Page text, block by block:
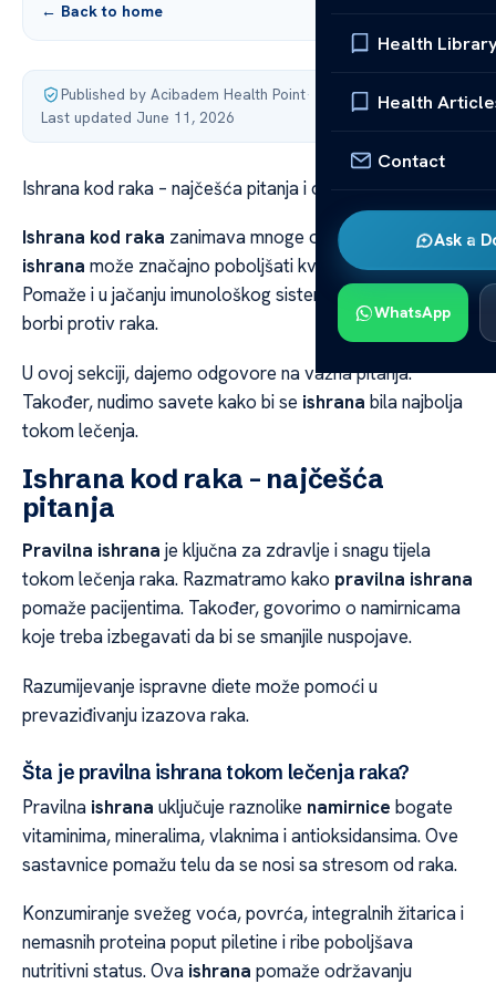
Health
Health
Contact
Ask a
WhatsApp
← Back to home
Published by Acibadem Health Point·
Last updated June 11, 2026
Ishrana kod raka – najčešća pitanja i odgovori
Ishrana kod raka zanimava mnoge osobe.
Pravilna
ishrana može značajno poboljšati kvalitet života.
Pomaže i u jačanju imunološkog sistema, što je ključno u
borbi protiv raka.
U ovoj sekciji, dajemo odgovore na važna pitanja.
Također, nudimo savete kako bi se ishrana bila najbolja
tokom lečenja.
Ishrana kod raka – najčešća
pitanja
Pravilna ishrana je ključna za zdravlje i snagu tijela
tokom lečenja raka. Razmatramo kako pravilna ishrana
pomaže pacijentima. Također, govorimo o namirnicama
koje treba izbegavati da bi se smanjile nuspojave.
Razumijevanje ispravne diete može pomoći u
prevaziđivanju izazova raka.
Šta je pravilna ishrana tokom lečenja raka?
Pravilna ishrana uključuje raznolike namirnice bogate
vitaminima, mineralima, vlaknima i antioksidansima. Ove
sastavnice pomažu telu da se nosi sa stresom od raka.
Konzumiranje svežeg voća, povrća, integralnih žitarica i
nemasnih proteina poput piletine i ribe poboljšava
nutritivni status. Ova ishrana pomaže održavanju